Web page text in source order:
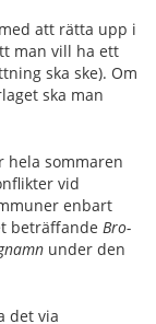
att rätta upp i
man vill ha ett
ska ske). Om
ska man
hela sommaren
vid
enbart
beträffande Bro-
under den
det via